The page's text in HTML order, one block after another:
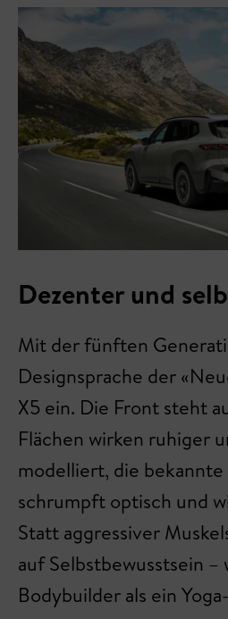
Dezenter und
Mit der fünften
Designsprache der
X5 ein. Die Front steht
Flächen wirken ruhiger
modelliert, die
schrumpft optisch und
Statt aggressiver
auf Selbstbewusstsein –
Bodybuilder als ein